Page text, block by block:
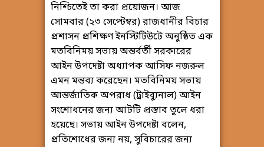
নিশ্চিতেই তা করা প্রয়োজন। আজ
সোমবার (২৩ সেপ্টেম্বর) রাজধানীর বিচার
প্রশাসন প্রশিক্ষণ ইনস্টিটিউটে অনুষ্ঠিত এক
মতবিনিময় সভায় অন্তর্বর্তী সরকারের
আইন উপদেষ্টা অধ্যাপক আসিফ নজরুল
এমন মন্তব্য করেছেন। মতবিনিময় সভায়
আন্তর্জাতিক অপরাধ (ট্রাইব্যুনাল) আইন
সংশোধনের জন্য আটটি প্রস্তাব তুলে ধরা
হয়েছে। সভায় আইন উপদেষ্টা বলেন,
প্রতিশোধের জন্য নয়, সুবিচারের জন্য